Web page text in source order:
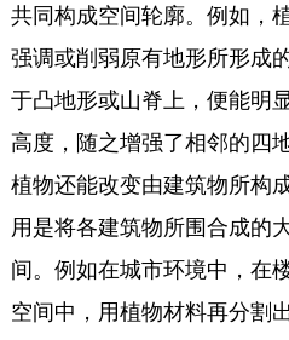
共同构成空间轮廓。例如，
强调或削弱原有地形所形成
于凸地形或山脊上，便能明
高度，随之增强了相邻的四
植物还能改变由建筑物所构
用是将各建筑物所围合成的
间。例如在城市环境中，在
空间中，用植物材料再分割